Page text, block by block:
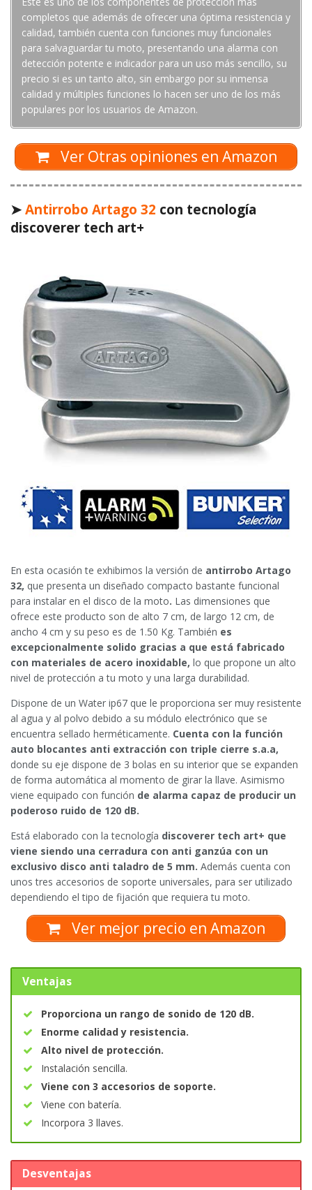
completos que además de ofrecer una óptima resistencia y
calidad, también cuenta con funciones muy funcionales
para salvaguardar tu moto, presentando una alarma con
detección potente e indicador para un uso más sencillo, su
precio si es un tanto alto, sin embargo por su inmensa
calidad y múltiples funciones lo hacen ser uno de los más
populares por los usuarios de Amazon.
Ver Otras opiniones en Amazon
➤Antirrobo Artago 32 con tecnología
discoverer tech art+
En esta ocasión te exhibimos la versión de antirrobo Artago
32, que presenta un diseñado compacto bastante funcional
para instalar en el disco de la moto. Las dimensiones que
ofrece este producto son de alto 7 cm, de largo 12 cm, de
ancho 4 cm y su peso es de 1.50 Kg. También es
excepcionalmente solido gracias a que está fabricado
con materiales de acero inoxidable, lo que propone un alto
nivel de protección a tu moto y una larga durabilidad.
Dispone de un Water ip67 que le proporciona ser muy resistente
al agua y al polvo debido a su módulo electrónico que se
encuentra sellado herméticamente. Cuenta con la función
auto blocantes anti extracción con triple cierre s.a.a,
donde su eje dispone de 3 bolas en su interior que se expanden
de forma automática al momento de girar la llave. Asimismo
viene equipado con función de alarma capaz de producir un
poderoso ruido de 120 dB.
Está elaborado con la tecnología discoverer tech art+ que
viene siendo una cerradura con anti ganzúa con un
exclusivo disco anti taladro de 5 mm. Además cuenta con
unos tres accesorios de soporte universales, para ser utilizado
dependiendo el tipo de fijación que requiera tu moto.
Ver mejor precio en Amazon
Ventajas
Proporciona un rango de sonido de 120 dB.
Enorme calidad y resistencia.
Alto nivel de protección.
Instalación sencilla.
Viene con 3 accesorios de soporte.
Viene con batería.
Incorpora 3 llaves.
Desventajas